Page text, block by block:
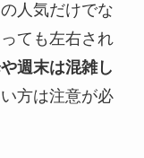
人気だけでな
ても左右され
週末は混雑し
方は注意が必